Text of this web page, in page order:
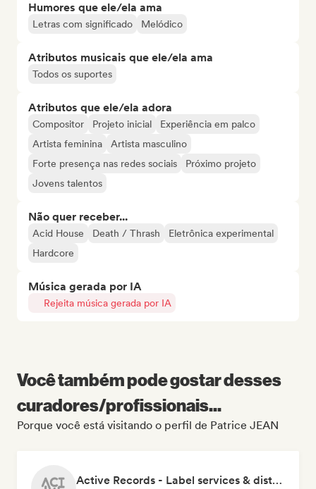
Humores que ele/ela ama
Letras com significado Melódico
Atributos musicais que ele/ela ama
Todos os suportes
Atributos que ele/ela adora
Compositor Projeto inicial
Experiência em palco
Artista feminina
Artista masculino
Forte presença nas redes sociais
Próximo projeto
Jovens talentos
Não quer receber...
Acid House Death / Thrash
Eletrônica experimental
Hardcore
Música gerada por IA
Rejeita música gerada por IA
Você também pode gostar desses
curadores/profissionais...
Porque você está visitando o perfil de Patrice JEAN
Active Records - Label services & distribution